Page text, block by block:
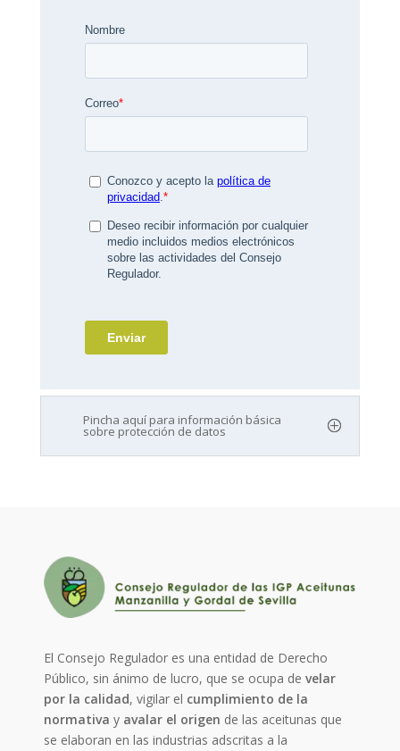
Pincha aquí para información básica
sobre protección de datos
El Consejo Regulador es una entidad de Derecho
Público, sin ánimo de lucro, que se ocupa develar
por la calidad, vigilar el cumplimiento de la
normativa y avalar el origen de las aceitunas que
se elaboran en las industrias adscritas a la